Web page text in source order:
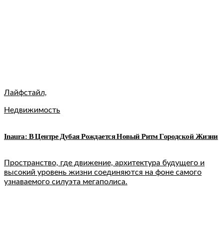
Лайфстайл,
Недвижимость
Inaura: В Центре Дубая Рождается Новый Ритм Городской Жизни
Пространство, где движение, архитектура будущего и
высокий уровень жизни соединяются на фоне самого
узнаваемого силуэта мегаполиса.